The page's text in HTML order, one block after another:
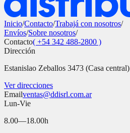
Inicio/Contacto/Trabajá con nosotros/
Envíos/Sobre nosotros/
Contacto( +54 342 488-2800 )
Dirección
Estanislao Zeballos 3473 (Casa central)
Ver direcciones
Emailventas@ddisrl.com.ar
Lun-Vie
8.00—18.00h